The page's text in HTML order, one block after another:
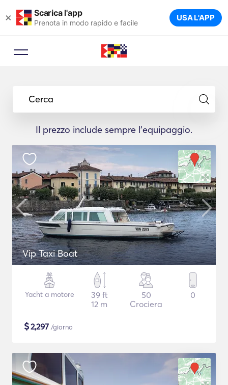
× Scarica l'app
Prenota in modo rapido e facile USA L'APP
Cerca
Il prezzo include sempre l'equipaggio.
Vip Taxi Boat
Yacht a motore
39 ft
12 m
50
Crociera
0
$2,297 /giorno